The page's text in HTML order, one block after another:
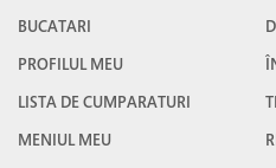
BUCATARI
PROFILUL MEU
LISTA DE CUMPARATURI
MENIUL MEU